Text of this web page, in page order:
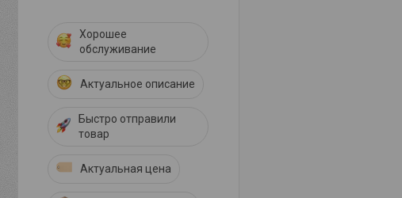
Хорошее
обслуживание
Актуальное описание
Быстро отправили
товар
Актуальная цена